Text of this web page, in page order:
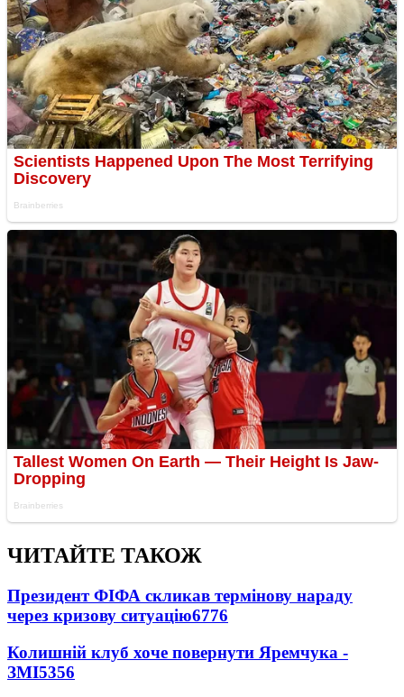
ЧИТАЙТЕ ТАКОЖ
Президент ФІФА скликав термінову нараду
через кризову ситуацію6776
Колишній клуб хоче повернути Яремчука -
ЗМІ5356